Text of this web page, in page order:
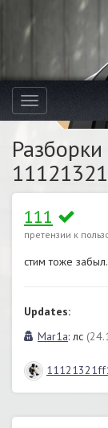
Toggle
navigation
111
претензии к
стим тоже забыл.
Updates:
Mar1a: лс